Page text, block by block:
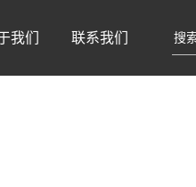
我们 联系我们